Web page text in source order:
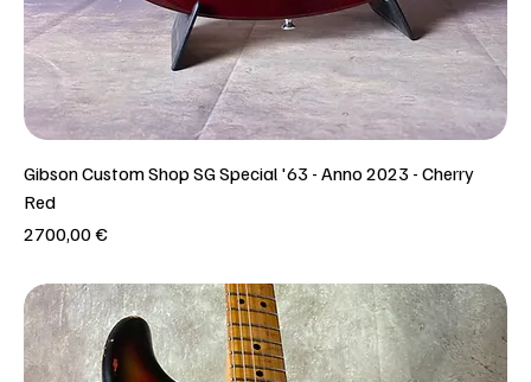
Gibson Custom Shop SG Special '63 - Anno 2023 - Cherry
Red
Prezzo
2700,00 €